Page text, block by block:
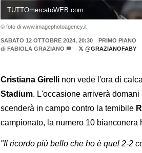
TUTTOmercatoWEB.com
© foto di www.imagephotoagency.it
SABATO 12 OTTOBRE 2024, 20:30
PRIMO PIANO
di FABIOLA GRAZIANO @GRAZIANOFABY
Cristiana Girelli non vede l'ora di
Stadium. L'occasione arriverà
scenderà in campo contro la temibile
campionato, la numero 10 bianconera
"Il ricordo più bello che ho è quel 2-2